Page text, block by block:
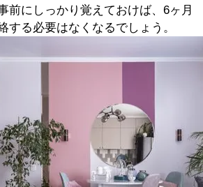
前にしっかり覚えておけば、6ヶ月
する必要はなくなるでしょう。